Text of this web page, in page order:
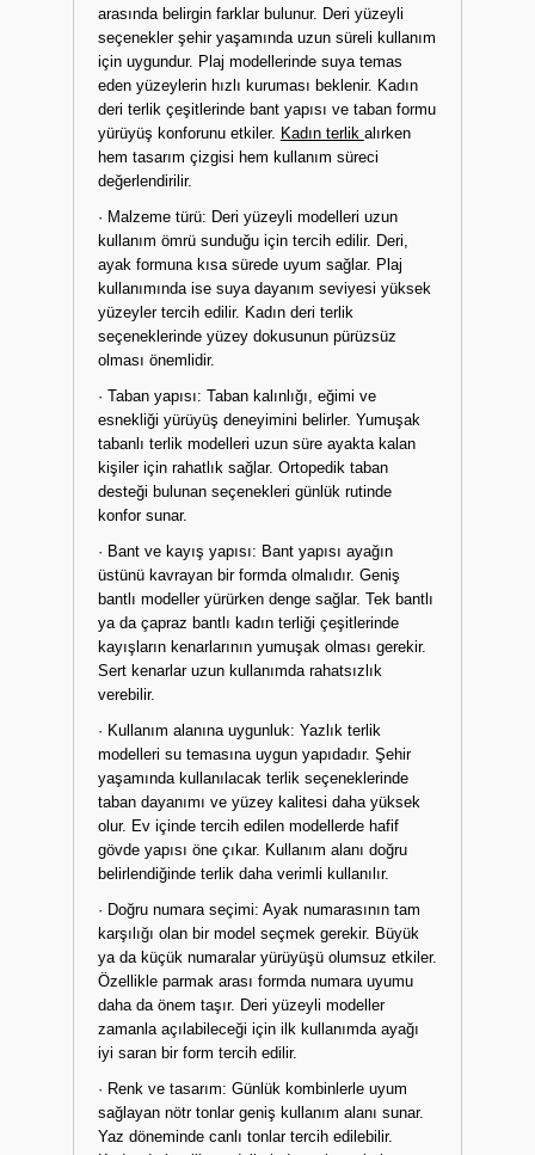
arasında belirgin farklar bulunur. Deri yüzeyli
seçenekler şehir yaşamında uzun süreli kullanım
için uygundur. Plaj modellerinde suya temas
eden yüzeylerin hızlı kuruması beklenir. Kadın
deri terlik çeşitlerinde bant yapısı ve taban formu
yürüyüş konforunu etkiler. Kadın terlik alırken
hem tasarım çizgisi hem kullanım süreci
değerlendirilir.
· Malzeme türü: Deri yüzeyli modelleri uzun
kullanım ömrü sunduğu için tercih edilir. Deri,
ayak formuna kısa sürede uyum sağlar. Plaj
kullanımında ise suya dayanım seviyesi yüksek
yüzeyler tercih edilir. Kadın deri terlik
seçeneklerinde yüzey dokusunun pürüzsüz
olması önemlidir.
· Taban yapısı: Taban kalınlığı, eğimi ve
esnekliği yürüyüş deneyimini belirler. Yumuşak
tabanlı terlik modelleri uzun süre ayakta kalan
kişiler için rahatlık sağlar. Ortopedik taban
desteği bulunan seçenekleri günlük rutinde
konfor sunar.
· Bant ve kayış yapısı: Bant yapısı ayağın
üstünü kavrayan bir formda olmalıdır. Geniş
bantlı modeller yürürken denge sağlar. Tek bantlı
ya da çapraz bantlı kadın terliği çeşitlerinde
kayışların kenarlarının yumuşak olması gerekir.
Sert kenarlar uzun kullanımda rahatsızlık
verebilir.
· Kullanım alanına uygunluk: Yazlık terlik
modelleri su temasına uygun yapıdadır. Şehir
yaşamında kullanılacak terlik seçeneklerinde
taban dayanımı ve yüzey kalitesi daha yüksek
olur. Ev içinde tercih edilen modellerde hafif
gövde yapısı öne çıkar. Kullanım alanı doğru
belirlendiğinde terlik daha verimli kullanılır.
· Doğru numara seçimi: Ayak numarasının tam
karşılığı olan bir model seçmek gerekir. Büyük
ya da küçük numaralar yürüyüşü olumsuz etkiler.
Özellikle parmak arası formda numara uyumu
daha da önem taşır. Deri yüzeyli modeller
zamanla açılabileceği için ilk kullanımda ayağı
iyi saran bir form tercih edilir.
· Renk ve tasarım: Günlük kombinlerle uyum
sağlayan nötr tonlar geniş kullanım alanı sunar.
Yaz döneminde canlı tonlar tercih edilebilir.